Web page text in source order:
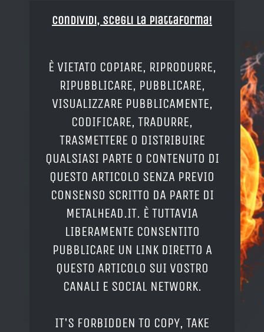
Condividi, Scegli la piattaforma!
È VIETATO COPIARE, RIPRODURRE,
RIPUBBLICARE, PUBBLICARE,
VISUALIZZARE PUBBLICAMENTE,
CODIFICARE, TRADURRE,
TRASMETTERE O DISTRIBUIRE
QUALSIASI PARTE O CONTENUTO DI
QUESTO ARTICOLO SENZA PREVIO
CONSENSO SCRITTO DA PARTE DI
METALHEAD.IT. È TUTTAVIA
LIBERAMENTE CONSENTITO
PUBBLICARE UN LINK DIRETTO A
QUESTO ARTICOLO SUI VOSTRO
CANALI E SOCIAL NETWORK.
IT'S FORBIDDEN TO COPY, TAKE